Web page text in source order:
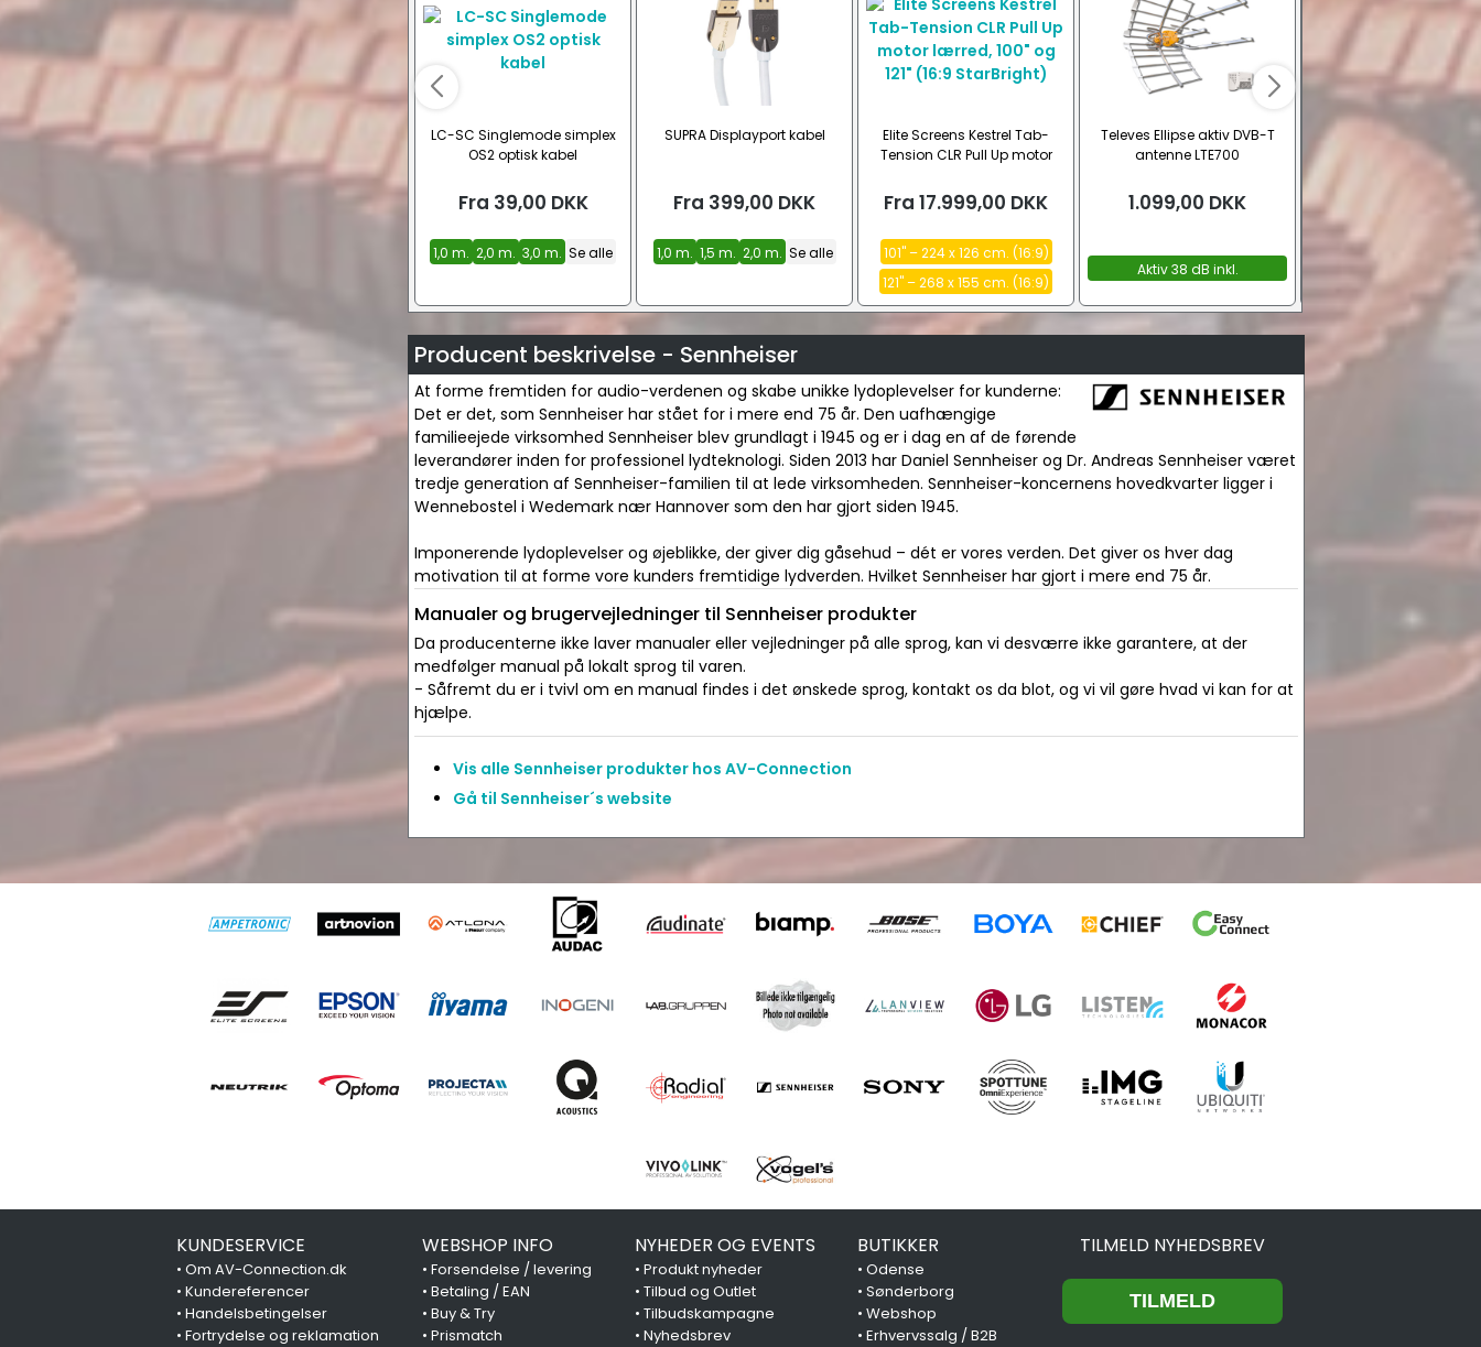
LC-SC Singlemode simplex
OS2 optisk kabel
Fra 39,00 DKK
1,0 m. 2,0 m. 3,0 m. Se alle
SUPRA Displayport kabel
Fra 399,00 DKK
1,0 m. 1,5 m. 2,0 m. Se alle
Elite Screens Kestrel Tab-
Tension CLR Pull Up motor
StarBright)
Fra 17.999,00 DKK
101" – 224 x 126 cm. (16:9)
121" – 268 x 155 cm. (16:9)
Televes Ellipse aktiv DVB-T
antenne LTE700
1.099,00 DKK
Aktiv 38 dB inkl.
Audio-Technica AT-
MC pickup
Producent beskrivelse - Sennheiser
At forme fremtiden for audio-verdenen og skabe unikke lydoplevelser for kunderne:
Det er det, som Sennheiser har stået for i mere end 75 år. Den uafhængige
familieejede virksomhed Sennheiser blev grundlagt i 1945 og er i dag en af de førende
leverandører inden for professionel lydteknologi. Siden 2013 har Daniel Sennheiser og Dr. Andreas Sennheiser været
tredje generation af Sennheiser-familien til at lede virksomheden. Sennheiser-koncernens hovedkvarter ligger i
Wennebostel i Wedemark nær Hannover som den har gjort siden 1945.
Imponerende lydoplevelser og øjeblikke, der giver dig gåsehud – dét er vores verden. Det giver os hver dag
motivation til at forme vore kunders fremtidige lydverden. Hvilket Sennheiser har gjort i mere end 75 år.
Manualer og brugervejledninger til Sennheiser produkter
Da producenterne ikke laver manualer eller vejledninger på alle sprog, kan vi desværre ikke garantere, at der
medfølger manual på lokalt sprog til varen.
- Såfremt du er i tvivl om en manual findes i det ønskede sprog, kontakt os da blot, og vi vil gøre hvad vi kan for at
hjælpe.
Vis alle Sennheiser produkter hos AV-Connection
Gå til Sennheiser´s website
KUNDESERVICE
• Om AV-Connection.dk
• Kundereferencer
• Handelsbetingelser
• Fortrydelse og reklamation
WEBSHOP INFO
• Forsendelse / levering
• Betaling / EAN
• Buy & Try
• Prismatch
NYHEDER OG EVENTS
• Produkt nyheder
• Tilbud og Outlet
• Tilbudskampagne
• Nyhedsbrev
BUTIKKER
•Odense
•Sønderborg
•Webshop
•Erhvervssalg / B2B
TILMELD NYHEDSBREV